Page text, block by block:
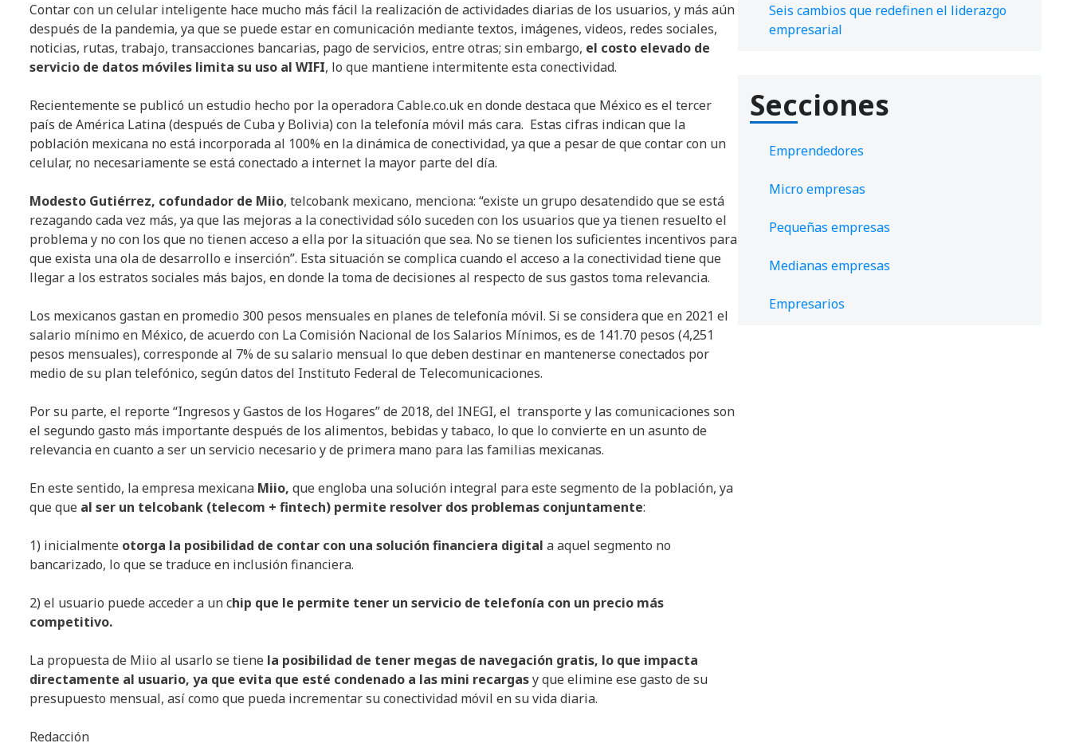
Contar con un celular inteligente hace mucho más fácil la realización de actividades diarias de los usuarios, y más aún
después de la pandemia, ya que se puede estar en comunicación mediante textos, imágenes, videos, redes sociales,
noticias, rutas, trabajo, transacciones bancarias, pago de servicios, entre otras; sin embargo, el costo elevado de
servicio de datos móviles limita su uso al WIFI, lo que mantiene intermitente esta conectividad.
Recientemente se publicó un estudio hecho por la operadora Cable.co.uk en donde destaca que México es el tercer
país de América Latina (después de Cuba y Bolivia) con la telefonía móvil más cara. Estas cifras indican que la
población mexicana no está incorporada al 100% en la dinámica de conectividad, ya que a pesar de que contar con un
celular, no necesariamente se está conectado a internet la mayor parte del día.
Modesto Gutiérrez, cofundador de Miio, telcobank mexicano, menciona: “existe un grupo desatendido que se está
rezagando cada vez más, ya que las mejoras a la conectividad sólo suceden con los usuarios que ya tienen resuelto el
problema y no con los que no tienen acceso a ella por la situación que sea. No se tienen los suficientes incentivos para
que exista una ola de desarrollo e inserción”. Esta situación se complica cuando el acceso a la conectividad tiene que
llegar a los estratos sociales más bajos, en donde la toma de decisiones al respecto de sus gastos toma relevancia.
Los mexicanos gastan en promedio 300 pesos mensuales en planes de telefonía móvil. Si se considera que en 2021 el
salario mínimo en México, de acuerdo con La Comisión Nacional de los Salarios Mínimos, es de 141.70 pesos (4,251
pesos mensuales), corresponde al 7% de su salario mensual lo que deben destinar en mantenerse conectados por
medio de su plan telefónico, según datos del Instituto Federal de Telecomunicaciones.
Por su parte, el reporte “Ingresos y Gastos de los Hogares” de 2018, del INEGI, el transporte y las comunicaciones son
el segundo gasto más importante después de los alimentos, bebidas y tabaco, lo que lo convierte en un asunto de
relevancia en cuanto a ser un servicio necesario y de primera mano para las familias mexicanas.
En este sentido, la empresa mexicana Miio, que engloba una solución integral para este segmento de la población, ya
que que al ser un telcobank (telecom + fintech) permite resolver dos problemas conjuntamente:
1) inicialmente otorga la posibilidad de contar con una solución financiera digital a aquel segmento no
bancarizado, lo que se traduce en inclusión financiera.
2) el usuario puede acceder a un chip que le permite tener un servicio de telefonía con un precio más
competitivo.
La propuesta de Miio al usarlo se tiene la posibilidad de tener megas de navegación gratis, lo que impacta
directamente al usuario, ya que evita que esté condenado a las mini recargasy que elimine ese gasto de su
presupuesto mensual, así como que pueda incrementar su conectividad móvil en su vida diaria.
Redacción
Seis cambios que redefinen el liderazgo
empresarial
Secciones
Emprendedores
Micro empresas
Pequeñas empresas
Medianas empresas
Empresarios